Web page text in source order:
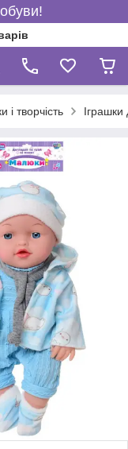
і творчість Іграшки